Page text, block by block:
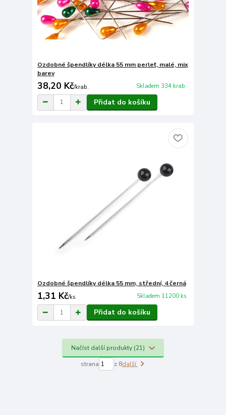
Ozdobné špendlíky délka 55 mm perleť, malé, mix
barev
38,20 Kč/krab. Skladem 334 krab.
Přidat do košíku
Ozdobné špendlíky délka 55 mm, střední, 4 černá
1,31 Kč/ks Skladem 11200 ks
Přidat do košíku
Načíst další produkty (21)
strana z 8další